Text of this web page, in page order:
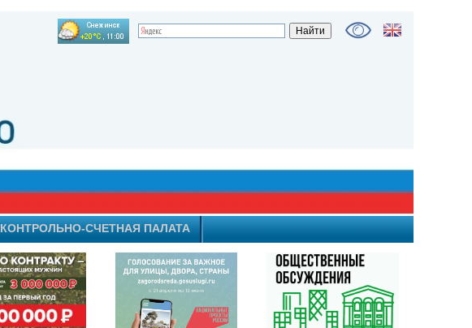
КОНТРОЛЬНО-СЧЕТНАЯ ПАЛАТА